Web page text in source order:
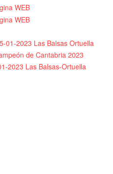
WEB
WEB
01-2023 Las Balsas Ortuella
de Cantabria 2023
2023 Las Balsas-Ortuella